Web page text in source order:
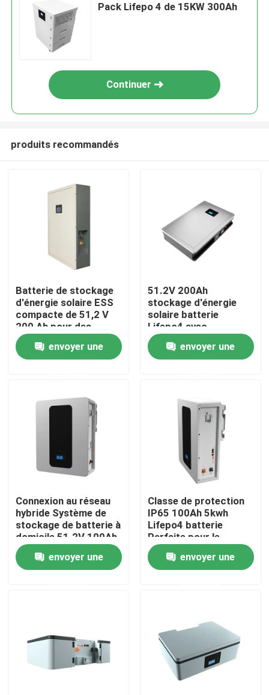
Aperçu
A propos de nous
Visite d'usine
Contrôle de la qualité
Tous les cas
Pack Lifepo 4 de 15KW 300Ah
Continuer
produits recommandés
Batterie de stockage
d'énergie solaire ESS
compacte de 51,2 V
200 Ah pour des
performances
optimalesenvoyer une
51.2V 200Ah
stockage d'énergie
solaire batterie
Lifepo4 avec
puissance nominale
10,24KWh 95%DOD
envoyer une
Connexion au réseau
hybride Système de
stockage de batterie à
domicile 51.2V 100Ah
5kWh Batterie de
stockage ESS
envoyer une
Classe de protection
IP65 100Ah 5kwh
Lifepo4 batterie
Parfaite pour le
stockage d'énergie
envoyer une